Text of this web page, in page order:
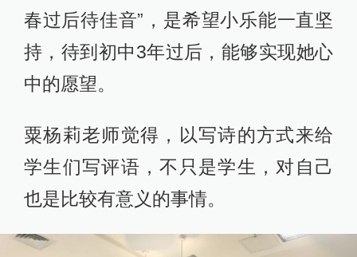
春过后待佳音”，是希望小乐能一直坚
持，待到初中3年过后，能够实现她心
中的愿望。
粟杨莉老师觉得，以写诗的方式来给
学生们写评语，不只是学生，对自己
也是比较有意义的事情。